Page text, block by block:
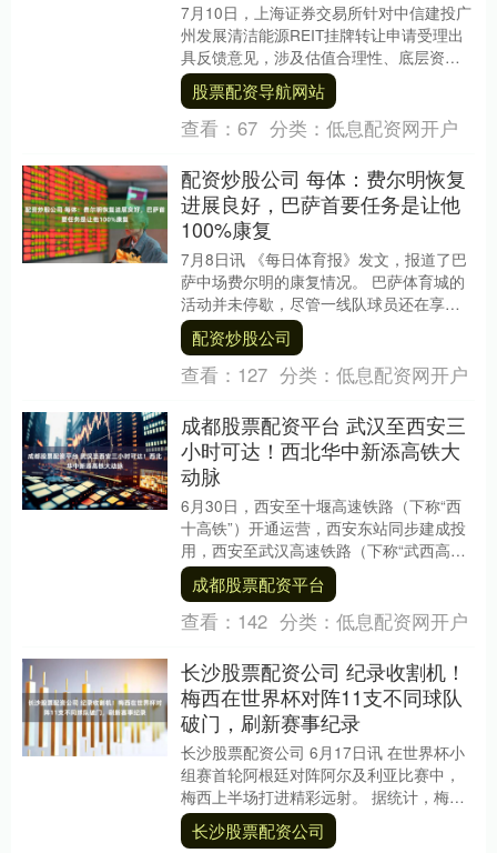
7月10日，上海证券交易所针对中信建投广
州发展清洁能源REIT挂牌转让申请受理出
具反馈意见，涉及估值合理性、底层资产
经营趋势波动等。 中信建投广州发展清洁
能源R....
股票配资导航网站
查看： 67 分类： 低息配资网开户
配资炒股公司 每体：费尔明恢复
进展良好，巴萨首要任务是让他
100%康复
7月8日讯 《每日体育报》发文，报道了巴
萨中场费尔明的康复情况。 巴萨体育城的
活动并未停歇，尽管一线队球员还在享受
着假期的最后几天，但部分球员已开始陆
续来到训练....
配资炒股公司
查看： 127 分类： 低息配资网开户
成都股票配资平台 武汉至西安三
小时可达！西北华中新添高铁大
动脉
6月30日，西安至十堰高速铁路（下称“西
十高铁”）开通运营，西安东站同步建成投
用，西安至武汉高速铁路（下称“武西高
铁”）通道全线贯通。武汉、西安两地间最
快2小时....
成都股票配资平台
查看： 142 分类： 低息配资网开户
长沙股票配资公司 纪录收割机！
梅西在世界杯对阵11支不同球队
破门，刷新赛事纪录
长沙股票配资公司 6月17日讯 在世界杯小
组赛首轮阿根廷对阵阿尔及利亚比赛中，
梅西上半场打进精彩远射。 据统计，梅西
在世界杯上对阵11支球队破门，此数据刷
新赛事....
长沙股票配资公司